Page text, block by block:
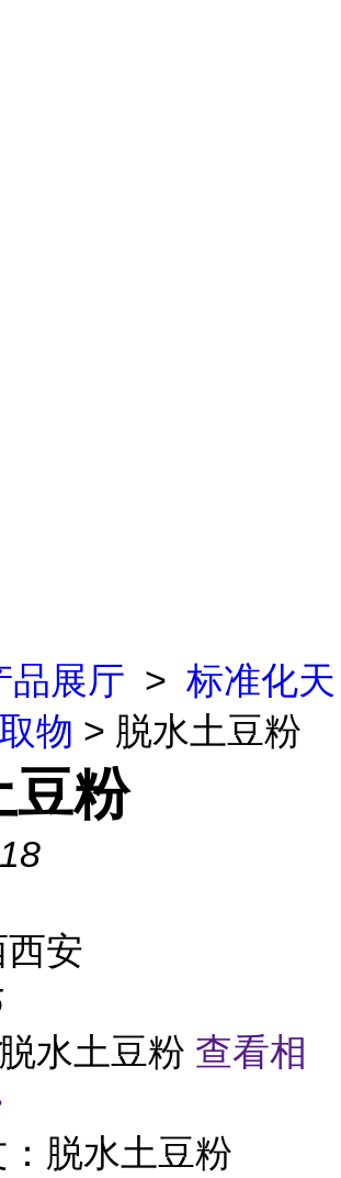
品展厅 > 标准化天
物 > 脱水土豆粉
豆粉
西安
脱水土豆粉 查看相
：脱水土豆粉